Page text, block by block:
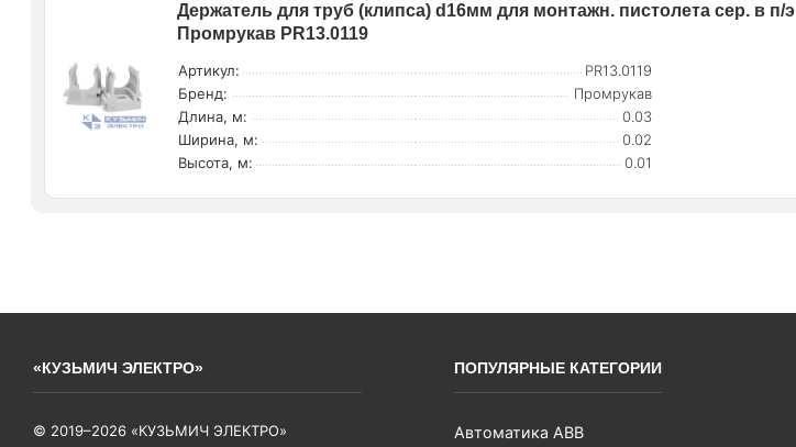
Держатель для труб (клипса) d16мм для монтажн. пистолета сер. в п/э
Промрукав PR13.0119
Артикул:
PR13.0119
Бренд:
Промрукав
Длина, м:
0.03
Ширина, м:
0.02
Высота, м:
0.01
«КУЗЬМИЧ ЭЛЕКТРО»
© 2019–2026 «КУЗЬМИЧ ЭЛЕКТРО»
ПОПУЛЯРНЫЕ КАТЕГОРИИ
Автоматика ABB